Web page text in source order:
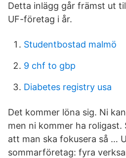
Detta inlägg går främst ut
UF-företag i år.
Studentbostad malmö
9 chf to gbp
Diabetes registry usa
Det kommer löna sig. Ni
men ni kommer ha roligast.
att man ska fokusera så …
sommarföretag: fyra